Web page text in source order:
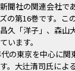
聞社の関連会社で
の第16巻です。こ
久 「洋子」、 森山
います。
の東京を中心に
。 大辻清司氏によ